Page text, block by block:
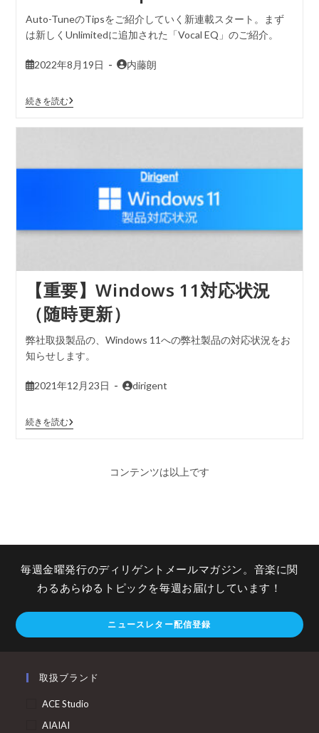
Auto-TuneのTipsをご紹介していく新連載スタート。まず
は新しくUnlimitedに追加された「Vocal EQ」のご紹介。
2022年8月19日 内藤朗
続きを読む
【重要】Windows 11対応状況
（随時更新）
弊社取扱製品の、Windows 11への弊社製品の対応状況をお
知らせします。
2021年12月23日 dirigent
続きを読む
コンテンツは以上です
毎週金曜発行のディリゲントメールマガジン。音楽に関
わるあらゆるトピックを毎週お届けしています！
ニュースレター配信登録
取扱ブランド
ACE Studio
AIAIAI